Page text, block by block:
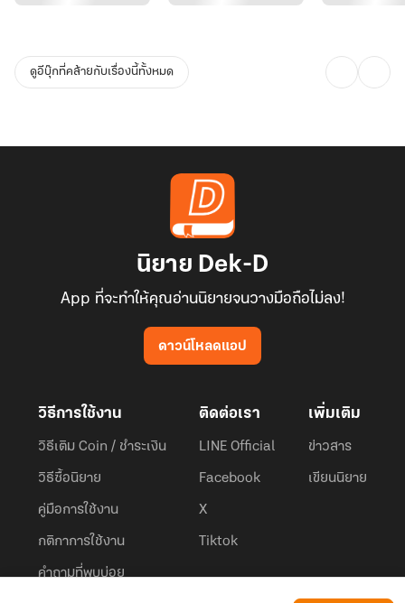
ดูอีบุ๊กที่คล้ายกับเรื่องนี้ทั้งหมด
นิยาย Dek-D
App ที่จะทำให้คุณอ่านนิยายจนวางมือถือไม่ลง!
ดาวน์โหลดแอป
วิธีการใช้งาน
วิธีเติม Coin / ชำระเงิน
วิธีซื้อนิยาย
คู่มือการใช้งาน
กติกาการใช้งาน
คำถามที่พบบ่อย
ติดต่อเรา
LINE Official
Facebook
X
Tiktok
เพิ่มเติม
ข่าวสาร
เขียนนิยาย